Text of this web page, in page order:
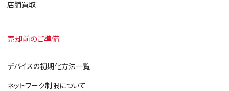
店舗買取
売却前のご準備
デバイスの初期化方法一覧
ネットワーク制限について